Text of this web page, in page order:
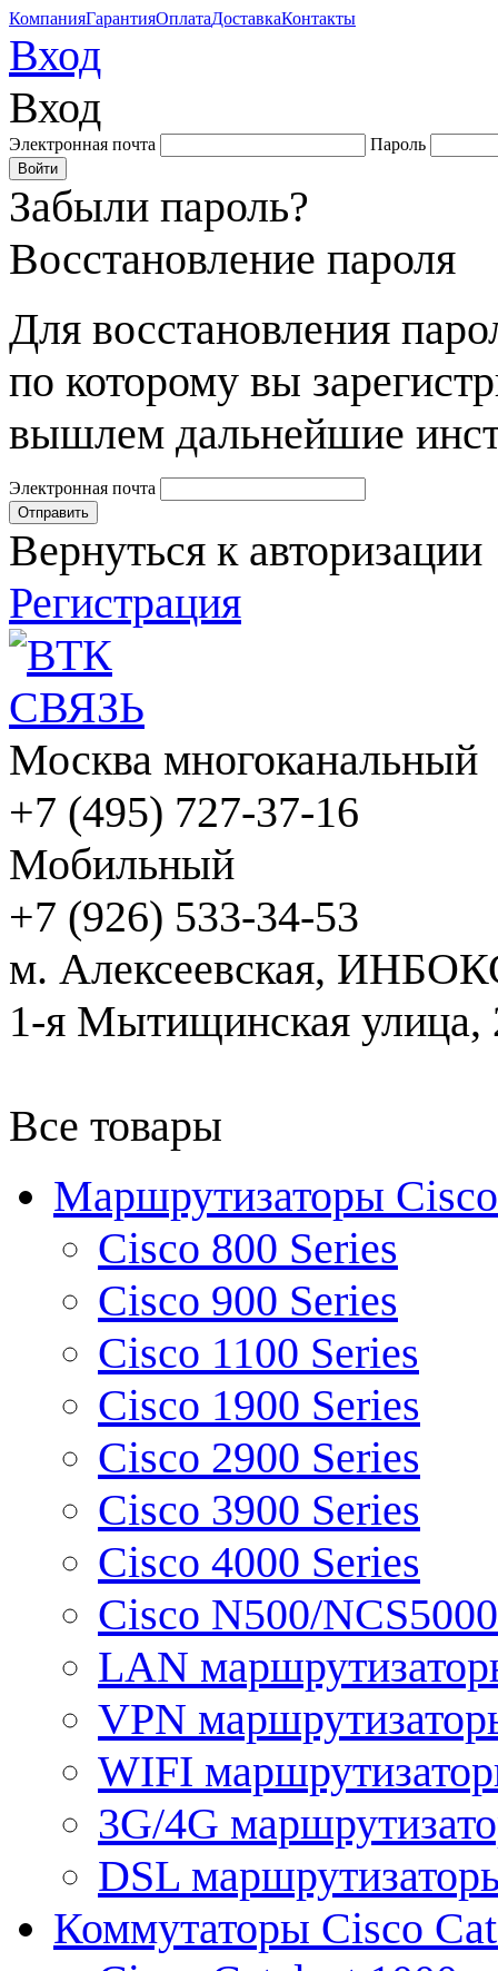
КомпанияГарантияОплатаДоставкаКонтакты
Вход
Вход
Электронная почта Пароль
Забыли пароль?
Восстановление пароля
Для восстановления
по которому вы
вышлем дальнейшие
Электронная почта
Вернуться к авторизации
Регистрация
Москва многоканальный
+7 (495) 727-37-16
Мобильный
+7 (926) 533-34-53
м. Алексеевская,
1-я Мытищинская улица,
Все товары
Маршрутизаторы Cisco
Cisco 800 Series
Cisco 900 Series
Cisco 1100 Series
Cisco 1900 Series
Cisco 2900 Series
Cisco 3900 Series
Cisco 4000 Series
Cisco N500/
LAN
VPN
WIFI
3G/4G
DSL
Коммутаторы Cisco